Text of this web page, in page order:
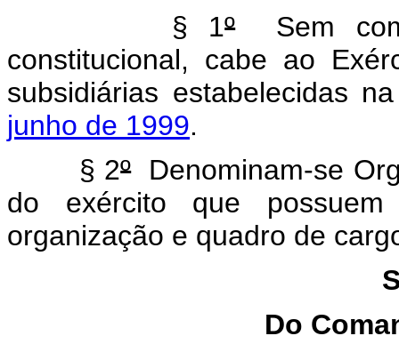
§ 1ºSem
constitucional, cabe ao
subsidiárias estabelecidas
junho de 1999.
§ 2ºDenominam-se
do exército que
organização e quadro de
Do